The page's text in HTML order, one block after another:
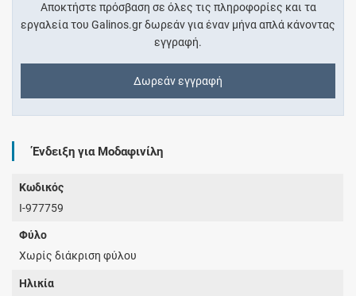
Αποκτήστε πρόσβαση σε όλες τις πληροφορίες και τα
εργαλεία του Galinos.gr δωρεάν για έναν μήνα απλά κάνοντας
εγγραφή.
Δωρεάν εγγραφή
Ένδειξη για Μοδαφινίλη
Κωδικός
I-977759
Φύλο
Χωρίς διάκριση φύλου
Ηλικία